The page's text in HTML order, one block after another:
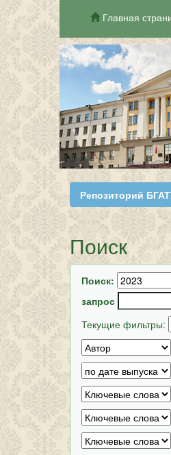
Skip
navigation
Главная
Репозиторий
Поиск
Поиск:
запрос
Текущие фильтры: